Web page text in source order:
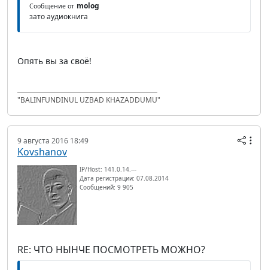
Сообщение от molog
зато аудиокнига
Опять вы за своё!
"BALINFUNDINUL UZBAD KHAZADDUMU"
9 августа 2016 18:49
Kovshanov
IP/Host: 141.0.14.---
Дата регистрации: 07.08.2014
Сообщений: 9 905
RE: ЧТО НЫНЧЕ ПОСМОТРЕТЬ МОЖНО?